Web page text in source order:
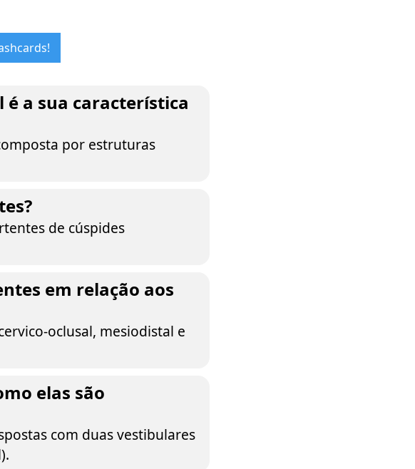
é a sua característica
por estruturas
de cúspides
em relação aos
oclusal, mesiodistal e
elas são
com duas vestibulares